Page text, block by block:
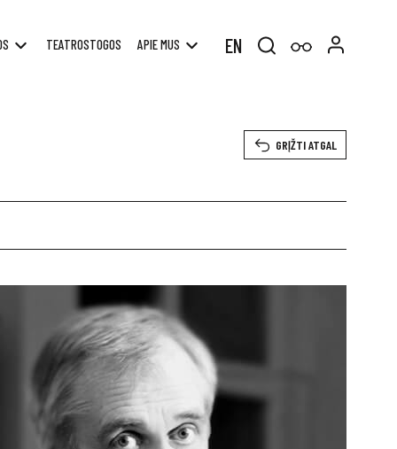
TEATROSTOGOS APIE MUS EN
GRĮŽTI ATGAL